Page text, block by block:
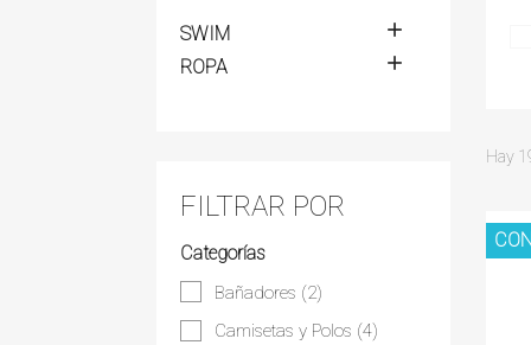
SWIM 
ROPA 
FILTRAR POR
Categorías
Bañadores (2)
Camisetas y Polos (4)
Hay